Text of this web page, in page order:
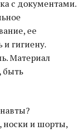
с документами.
ее
и гигиену.
Материал
быть
носки и шорты,